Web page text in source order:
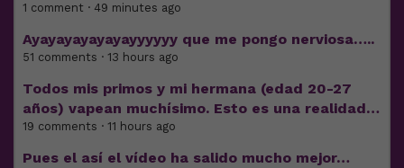
1 comment · 49 minutes ago
Ayayayayayayayyyyyy que me pongo nerviosa…..
51 comments · 13 hours ago
Todos mis primos y mi hermana (edad 20-27
años) vapean muchísimo. Esto es una realidad…
19 comments · 11 hours ago
Pues el así el vídeo ha salido mucho mejor…